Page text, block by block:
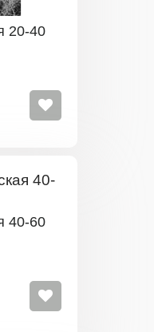
20-40
40-60